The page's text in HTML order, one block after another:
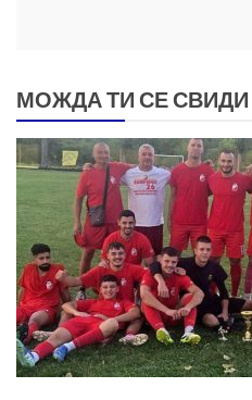
МОЖДА ТИ СЕ СВИДИ